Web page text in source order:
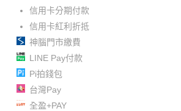
信用卡分期付款
信用卡紅利折抵
神腦門市繳費
LINE Pay付款
Pi拍錢包
台灣Pay
全盈+PAY